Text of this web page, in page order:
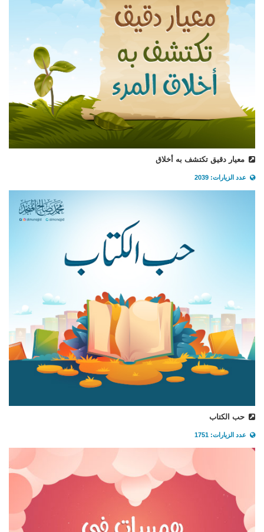
معيار دقيق تكتشف به أخلاق
عدد الزيارات: 2039
حب الكتاب
عدد الزيارات: 1751